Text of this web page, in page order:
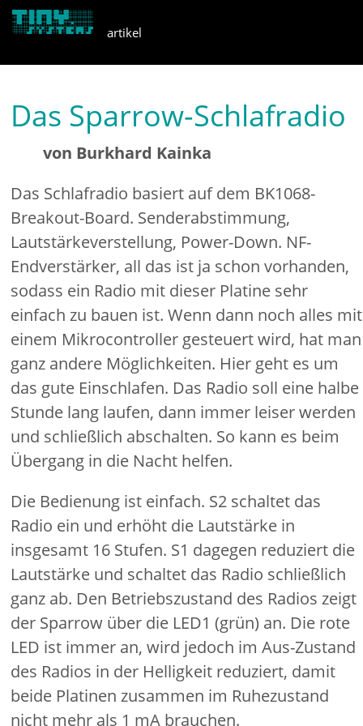
artikel
Das Sparrow-Schlafradio
von Burkhard Kainka
Das Schlafradio basiert auf dem BK1068-
Breakout-Board. Senderabstimmung,
Lautstärkeverstellung, Power-Down. NF-
Endverstärker, all das ist ja schon vorhanden,
sodass ein Radio mit dieser Platine sehr
einfach zu bauen ist. Wenn dann noch alles mit
einem Mikrocontroller gesteuert wird, hat man
ganz andere Möglichkeiten. Hier geht es um
das gute Einschlafen. Das Radio soll eine halbe
Stunde lang laufen, dann immer leiser werden
und schließlich abschalten. So kann es beim
Übergang in die Nacht helfen.
Die Bedienung ist einfach. S2 schaltet das
Radio ein und erhöht die Lautstärke in
insgesamt 16 Stufen. S1 dagegen reduziert die
Lautstärke und schaltet das Radio schließlich
ganz ab. Den Betriebszustand des Radios zeigt
der Sparrow über die LED1 (grün) an. Die rote
LED ist immer an, wird jedoch im Aus-Zustand
des Radios in der Helligkeit reduziert, damit
beide Platinen zusammen im Ruhezustand
nicht mehr als 1 mA brauchen.